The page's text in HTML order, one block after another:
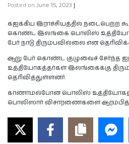
Posted on June 15, 2023 |
கஐக்கிய இராச்சியத்தில் நடைபெற்ற
கொண்ட இலங்கை பொலிஸ்
பேர் நாடு திரும்பவில்லை என
ஆறு பேர் கொண்ட குழுவைச் சேர்ந்த
உத்தியோகத்தர்கள் இலங்கைக்கு
தெரிவித்துள்ளனர்.
காணாமல்போன பொலிஸ்
பொலிஸார் விசாரணைகளை